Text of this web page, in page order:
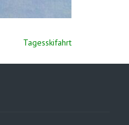
Tagesskifahrt